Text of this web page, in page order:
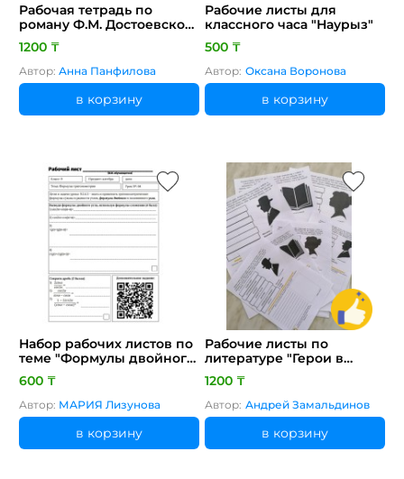
Рабочая тетрадь по
роману Ф.М. Достоевского
"Преступление и
наказание"
1200 ₸
Автор: Анна Панфилова
в корзину
Рабочие листы для
классного часа "Наурыз"
500 ₸
Автор: Оксана Воронова
в корзину
Набор рабочих листов по
теме "Формулы двойного
угла"
600 ₸
Автор: МАРИЯ Лизунова
в корзину
Рабочие листы по
литературе "Герои в
деталях"
1200 ₸
Автор: Андрей Замальдинов
в корзину